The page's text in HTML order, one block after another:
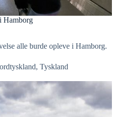
Hamborg
alle burde opleve i Hamborg.
, Tyskland